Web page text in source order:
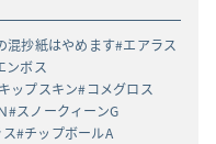
混抄紙はやめます エアラス
ンボス
ップスキン コメグロス
スノークィーンG
チップボールA